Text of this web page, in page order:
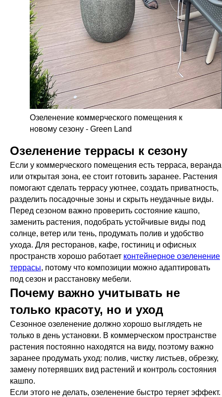
Озеленение коммерческого помещения к
новому сезону - Green Land
Озеленение террасы к сезону
Если у коммерческого помещения есть терраса, веранда
или открытая зона, ее стоит готовить заранее. Растения
помогают сделать террасу уютнее, создать приватность,
разделить посадочные зоны и скрыть неудачные виды.
Перед сезоном важно проверить состояние кашпо,
заменить растения, подобрать устойчивые виды под
солнце, ветер или тень, продумать полив и удобство
ухода. Для ресторанов, кафе, гостиниц и офисных
пространств хорошо работает контейнерное озеленение
террасы, потому что композиции можно адаптировать
под сезон и расстановку мебели.
Почему важно учитывать не
только красоту, но и уход
Сезонное озеленение должно хорошо выглядеть не
только в день установки. В коммерческом пространстве
растения постоянно находятся на виду, поэтому важно
заранее продумать уход: полив, чистку листьев, обрезку,
замену потерявших вид растений и контроль состояния
кашпо.
Если этого не делать, озеленение быстро теряет эффект.